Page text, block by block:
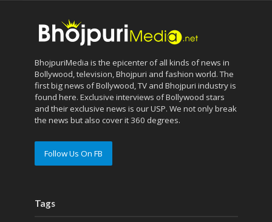
BhojpuriMedia is the epicenter of all kinds of news in
Bollywood, television, Bhojpuri and fashion world. The
first big news of Bollywood, TV and Bhojpuri industry is
found here. Exclusive interviews of Bollywood stars
and their exclusive news is our USP. We not only break
the news but also cover it 360 degrees.
Follow Us On FB
Tags